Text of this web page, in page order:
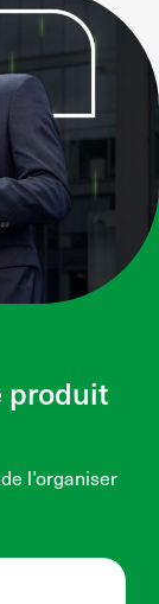
produit
l’organiser